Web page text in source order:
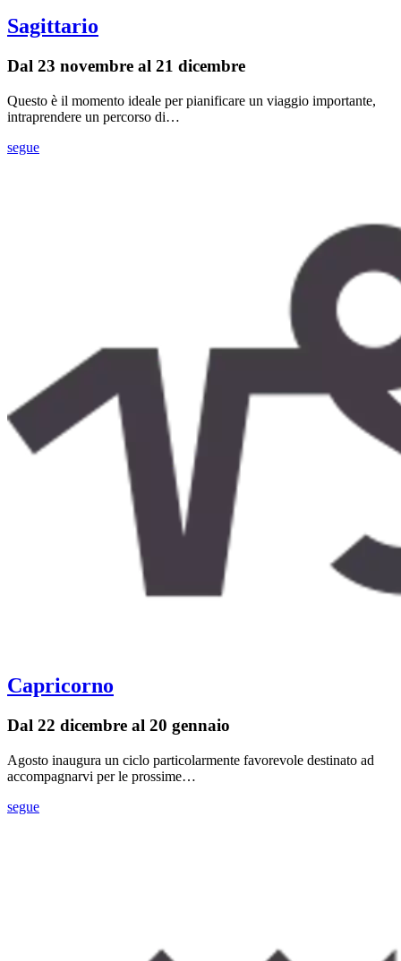
Sagittario
Dal 23 novembre al 21 dicembre
Questo è il momento ideale per pianificare un viaggio importante,
intraprendere un percorso di…
segue
Capricorno
Dal 22 dicembre al 20 gennaio
Agosto inaugura un ciclo particolarmente favorevole destinato ad
accompagnarvi per le prossime…
segue